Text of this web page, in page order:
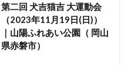
第二回 犬吉猫吉 大運動会
（2023年11月19日(日)）
｜山陽ふれあい公園（ 岡山
県赤磐市）